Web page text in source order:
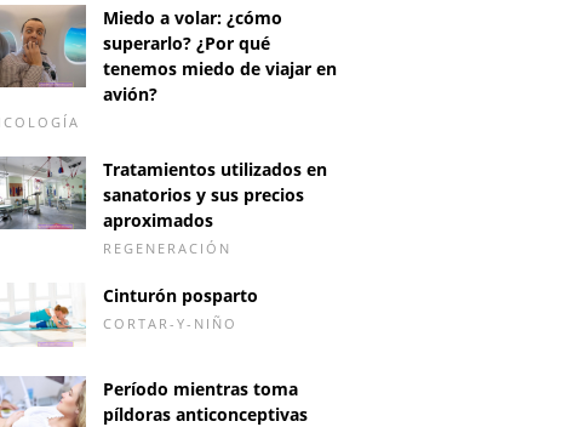
Miedo a volar: ¿cómo
superarlo? ¿Por qué
tenemos miedo de viajar en
avión?
Tratamientos utilizados en
sanatorios y sus precios
aproximados
REGENERACIÓN
Cinturón posparto
CORTAR-Y-NIÑO
Período mientras toma
píldoras anticonceptivas